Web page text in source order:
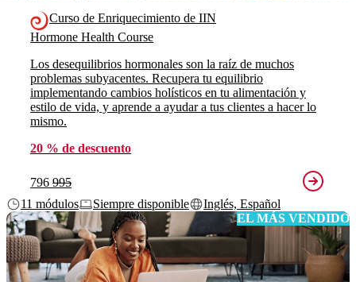
Curso de Enriquecimiento de IIN
Hormone Health Course
Los desequilibrios hormonales son la raíz de muchos
problemas subyacentes. Recupera tu equilibrio
implementando cambios holísticos en tu alimentación y
estilo de vida, y aprende a ayudar a tus clientes a hacer lo
mismo.
20 % de descuento
796 995
11 módulos
Siempre disponible
Inglés, Español
EL MÁS VENDIDO